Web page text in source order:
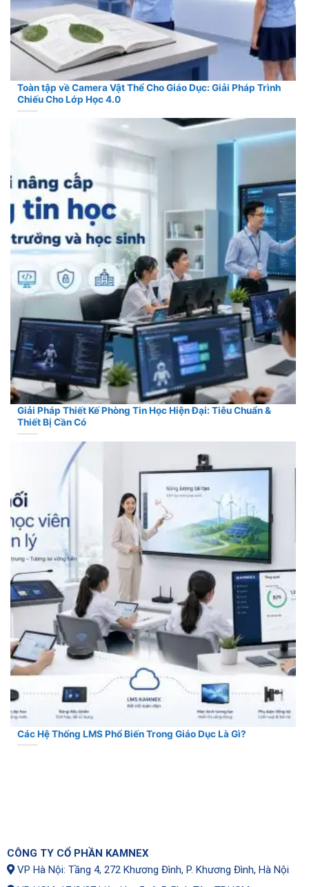
Toàn tập về Camera Vật Thể Cho Giáo Dục: Giải Pháp Trình
Chiếu Cho Lớp Học 4.0
Giải Pháp Thiết Kế Phòng Tin Học Hiện Đại: Tiêu Chuẩn &
Thiết Bị Cần Có
Các Hệ Thống LMS Phổ Biến Trong Giáo Dục Là Gì?
CÔNG TY CỔ PHẦN KAMNEX
VP Hà Nội: Tầng 4, 272 Khương Đình, P. Khương Đình, Hà Nội